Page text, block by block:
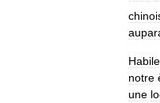
notre
une